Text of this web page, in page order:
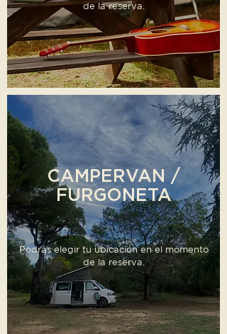
de la reserva.
CAMPERVAN /
FURGONETA
Podrás elegir tu ubicación en el momento
de la reserva.